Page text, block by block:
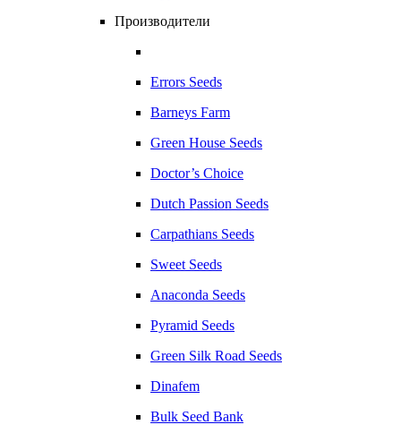
Производители
Errors Seeds
Barneys Farm
Green House Seeds
Doctor’s Choice
Dutch Passion Seeds
Carpathians Seeds
Sweet Seeds
Anaconda Seeds
Pyramid Seeds
Green Silk Road Seeds
Dinafem
Bulk Seed Bank